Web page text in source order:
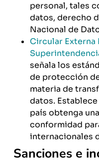
personal, tales
datos, derecho
Nacional de
Circular Externa
señala los
de protección
materia de
datos.
país obtenga
conformidad
internacionales
Sanciones e